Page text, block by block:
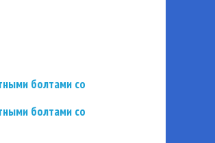
болтами со
болтами со